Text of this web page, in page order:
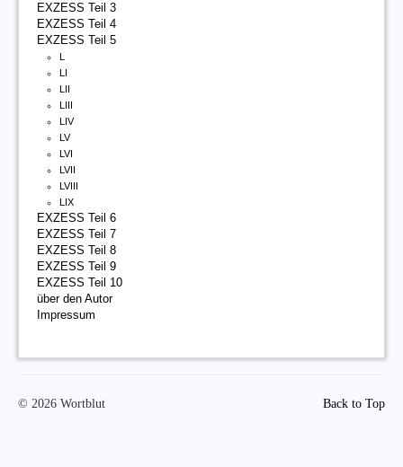
EXZESS Teil 3
EXZESS Teil 4
EXZESS Teil 5
L
LI
LII
LIII
LIV
LV
LVI
LVII
LVIII
LIX
EXZESS Teil 6
EXZESS Teil 7
EXZESS Teil 8
EXZESS Teil 9
EXZESS Teil 10
über den Autor
Impressum
Back to Top
© 2026 Wortblut